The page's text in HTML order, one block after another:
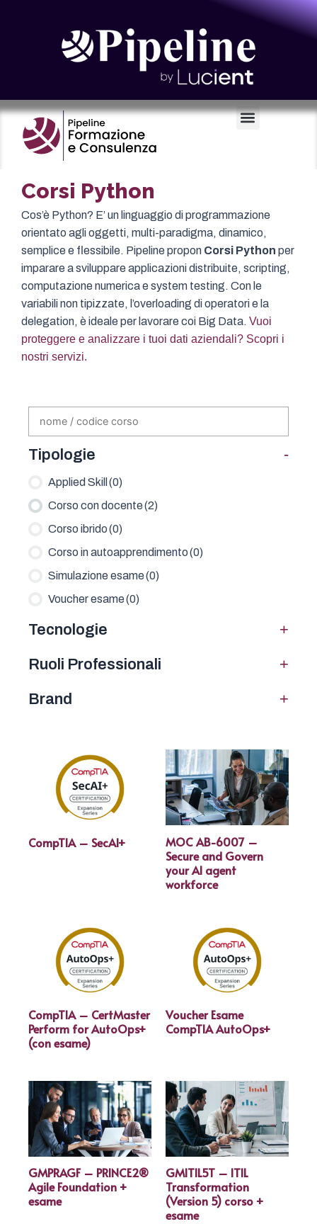
Corsi Python
Cos’è Python? E’ un linguaggio di programmazione
orientato agli oggetti, multi-paradigma, dinamico,
semplice e flessibile. Pipeline propon Corsi Python per
imparare a sviluppare applicazioni distribuite, scripting,
computazione numerica e system testing. Con le
variabili non tipizzate, l’overloading di operatori e la
delegation, è ideale per lavorare coi Big Data. Vuoi
proteggere e analizzare i tuoi dati aziendali? Scopri i
nostri servizi.
Tipologie -
Applied Skill (0)
Corso con docente(2)
Corso ibrido(0)
Corso in autoapprendimento(0)
Simulazione esame(0)
Voucher esame(0)
Tecnologie +
Ruoli Professionali +
Brand +
CompTIA – SecAI+
MOC AB-6007 –
Secure and Govern
your AI agent
workforce
CompTIA – CertMaster
Perform for AutoOps+
(con esame)
Voucher Esame
CompTIA AutoOps+
GMPRAGF – PRINCE2®
Agile Foundation +
esame
GMITIL5T – ITIL
Transformation
(Version 5) corso +
esame